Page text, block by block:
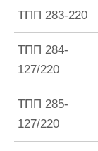
ТПП 283-220
ТПП 284-
127/220
ТПП 285-
127/220